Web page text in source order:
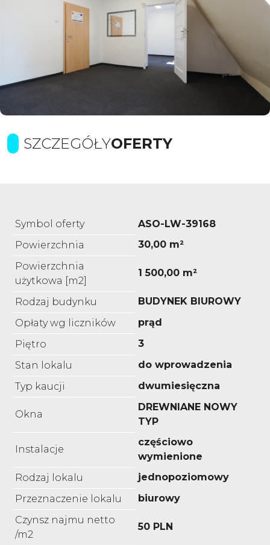
SZCZEGÓŁYOFERTY
Symbol oferty
ASO-LW-39168
Powierzchnia
30,00 m²
Powierzchnia
użytkowa [m2]
1 500,00 m²
Rodzaj budynku
BUDYNEK BIUROWY
Opłaty wg liczników
prąd
Piętro
3
Stan lokalu
do wprowadzenia
Typ kaucji
dwumiesięczna
Okna
DREWNIANE NOWY
TYP
Instalacje
częściowo
wymienione
Rodzaj lokalu
jednopoziomowy
Przeznaczenie lokalu
biurowy
Czynsz najmu netto
/m2
50 PLN